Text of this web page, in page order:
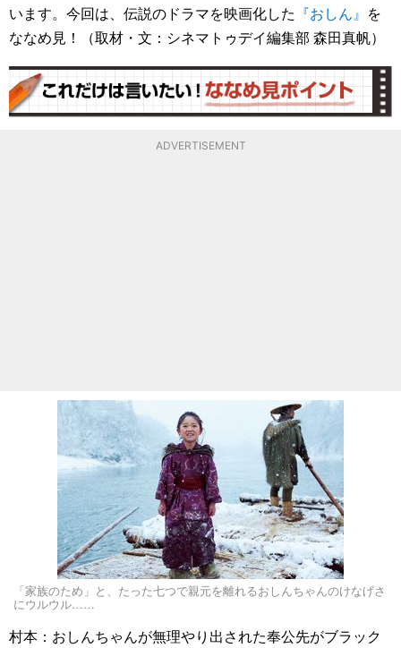
います。今回は、伝説のドラマを映画化した 『おしん』 を
ななめ見！（取材・文：シネマトゥデイ編集部 森田真帆）
ADVERTISEMENT
「家族のため」と、たった七つで親元を離れるおしんちゃんのけなげさ
にウルウル……
村本：おしんちゃんが無理やり出された奉公先がブラック